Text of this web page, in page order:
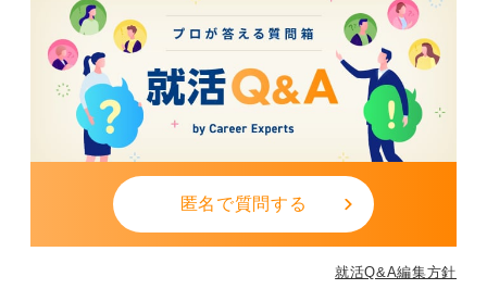
匿名で質問する
就活Q&A編集方針